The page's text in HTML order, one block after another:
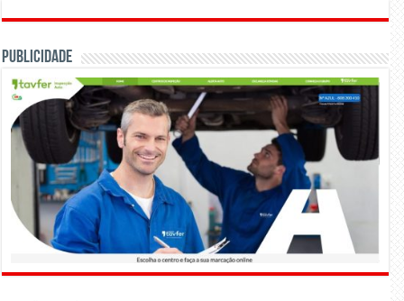
Publicidade